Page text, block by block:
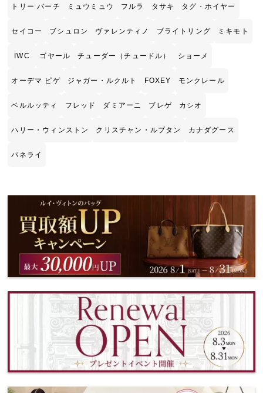
トリー バーチ ミュウミュウ フルラ タサキ タグ・ホイヤー
セイコー ブシュロン ヴァレンティノ ブライトリング ミキモト
IWC ゴヤール チューダー（チュードル） ショーメ
オーデマ ピゲ ジャガー・ルクルト FOXEY モンクレール
ベルルッティ フレッド ダミアーニ ブレゲ カシオ
ハリー・ウィンストン クリスチャン・ルブタン カナダグース
パネライ